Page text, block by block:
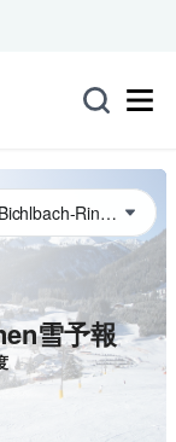
雪予報